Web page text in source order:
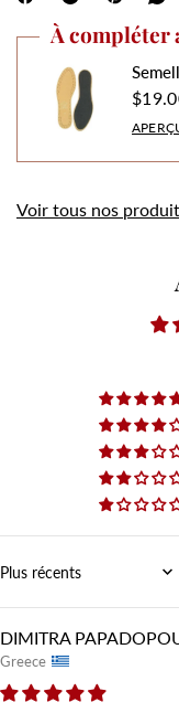
À compléter
Voir tous nos
Sort by
DIMITRA
Greece